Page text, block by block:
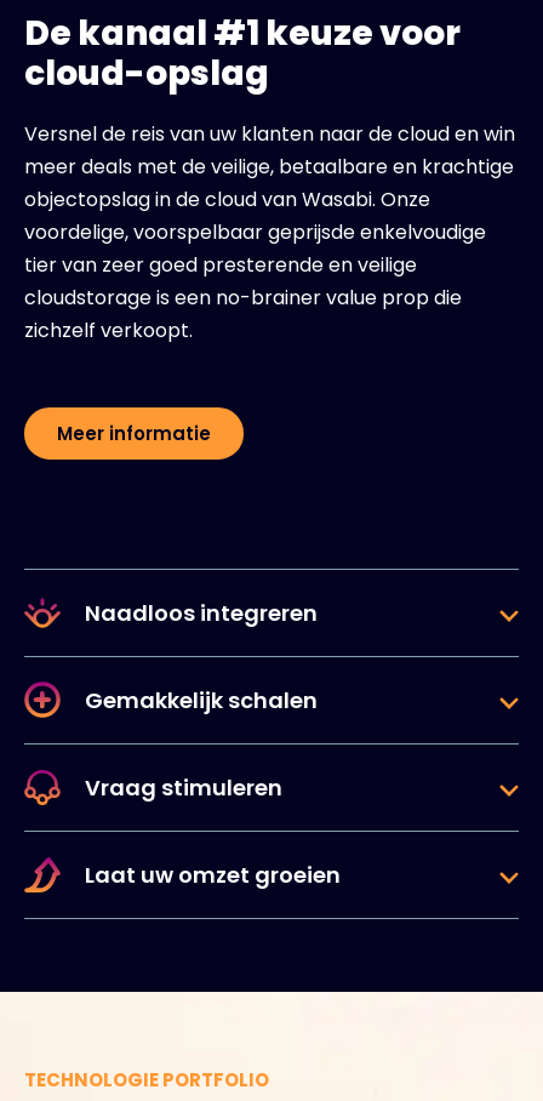
De kanaal #1 keuze voor
cloud-opslag
Versnel de reis van uw klanten naar de cloud en win
meer deals met de veilige, betaalbare en krachtige
objectopslag in de cloud van Wasabi. Onze
voordelige, voorspelbaar geprijsde enkelvoudige
tier van zeer goed presterende en veilige
cloudstorage is een no-brainer value prop die
zichzelf verkoopt.
Meer informatie
Naadloos integreren
Gemakkelijk schalen
Vraag stimuleren
Laat uw omzet groeien
TECHNOLOGIE PORTFOLIO